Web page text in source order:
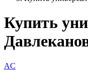
Купить
AC